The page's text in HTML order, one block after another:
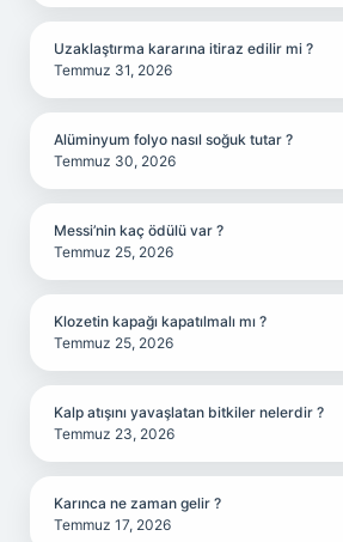
Uzaklaştırma kararına itiraz edilir mi ?
Temmuz 31, 2026
Alüminyum folyo nasıl soğuk tutar ?
Temmuz 30, 2026
Messi’nin kaç ödülü var ?
Temmuz 25, 2026
Klozetin kapağı kapatılmalı mı ?
Temmuz 25, 2026
Kalp atışını yavaşlatan bitkiler nelerdir ?
Temmuz 23, 2026
Karınca ne zaman gelir ?
Temmuz 17, 2026